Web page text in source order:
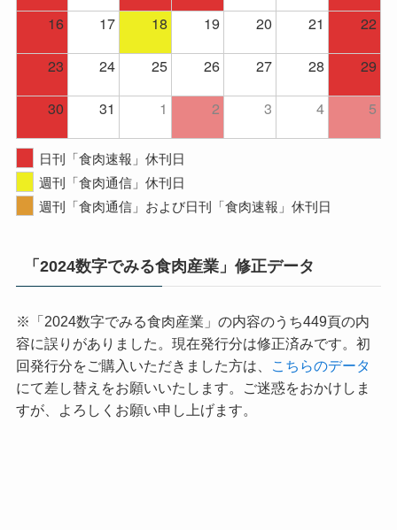
16
17 18 19 20 21
22
23
24 25 26 27 28
29
30
31 1 2 3 4 5
日刊「食肉速報」休刊日
週刊「食肉通信」休刊日
週刊「食肉通信」および日刊「食肉速報」休刊日
「2024数字でみる食肉産業」修正データ
※「2024数字でみる食肉産業」の内容のうち449頁の内
容に誤りがありました。現在発行分は修正済みです。初
回発行分をご購入いただきました方は、
こちらのデータ
にて差し替えをお願いいたします。ご迷惑をおかけしま
すが、よろしくお願い申し上げます。